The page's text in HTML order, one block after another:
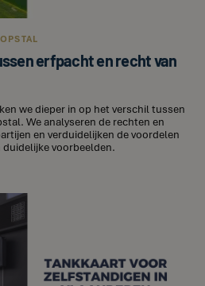
erfpacht en recht van
we dieper in op het verschil tussen
We analyseren de rechten en
en verduidelijken de voordelen
duidelijke voorbeelden.